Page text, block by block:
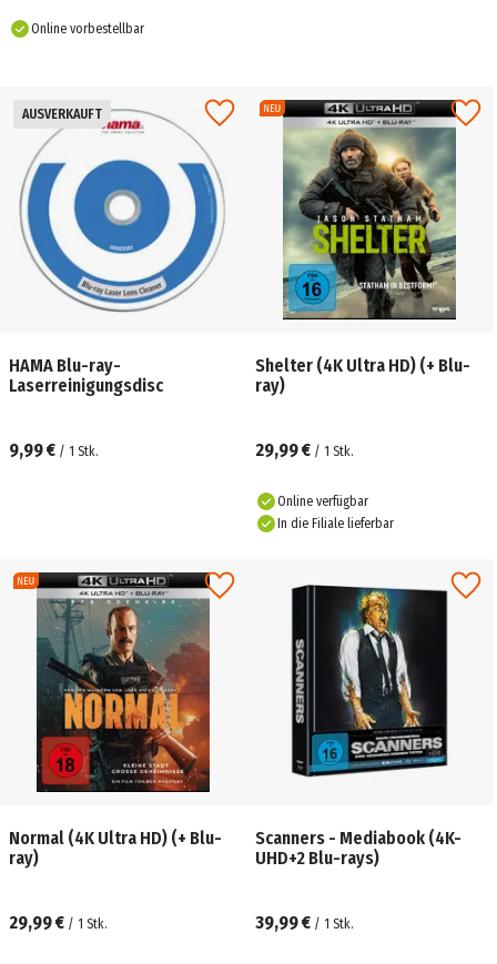
Online vorbestellbar
AUSVERKAUFT
HAMA Blu-ray-
Laserreinigungsdisc
9,99 € / 1 Stk.
Shelter (4K Ultra HD) (+ Blu-
ray)
29,99 € / 1 Stk.
Online verfügbar
In die Filiale lieferbar
Normal (4K Ultra HD) (+ Blu-
ray)
29,99 € / 1 Stk.
Scanners - Mediabook (4K-
UHD+2 Blu-rays)
39,99 € / 1 Stk.